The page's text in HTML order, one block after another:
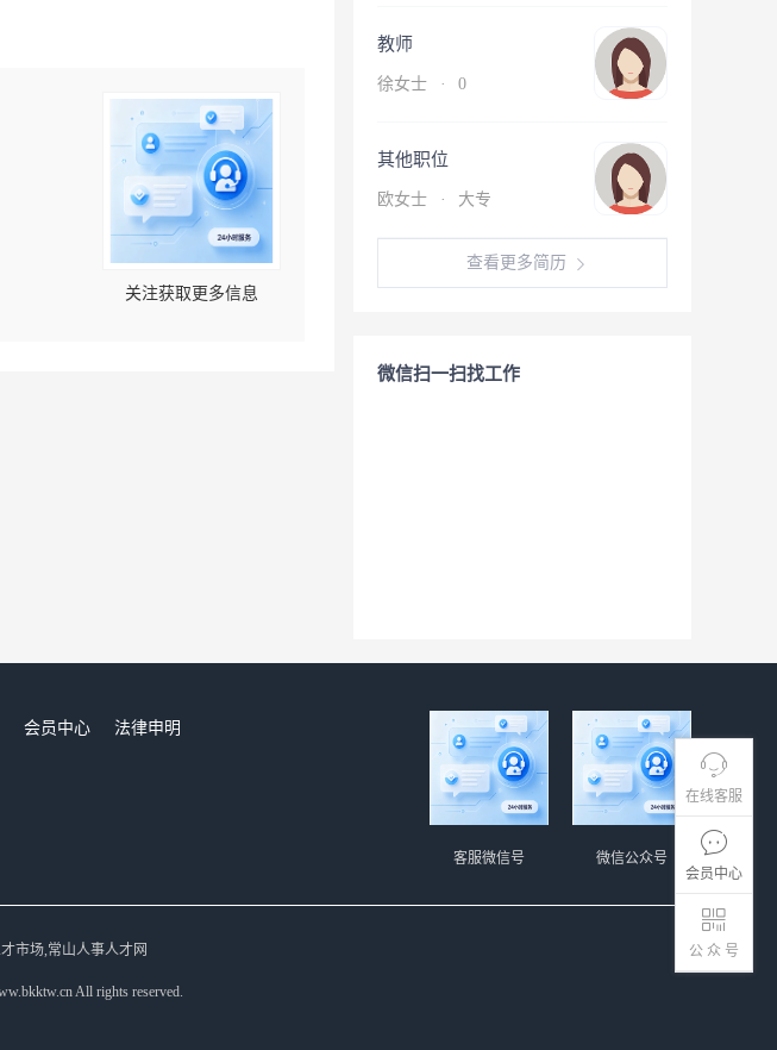
在线客服
会员中心
公 众 号
关注获取更多信息
教师
徐女士 · 0
其他职位
欧女士 · 大专
查看更多简历
微信扫一扫找工作
会员中心
法律申明
微信公众号
客服微信号
市场,常山人事人才网
All rights reserved.